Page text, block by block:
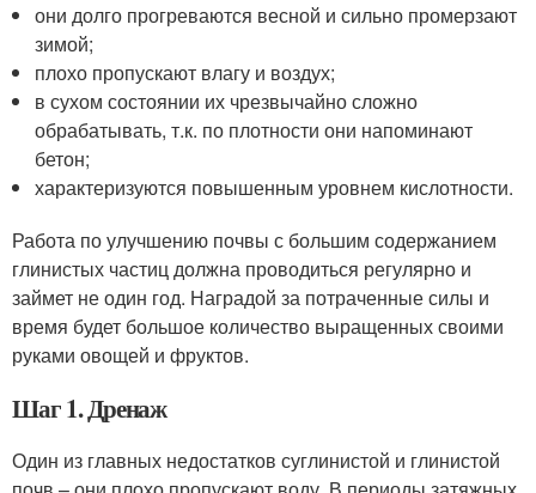
они долго прогреваются весной и сильно промерзают
зимой;
плохо пропускают влагу и воздух;
в сухом состоянии их чрезвычайно сложно
обрабатывать, т.к. по плотности они напоминают
бетон;
характеризуются повышенным уровнем кислотности.
Работа по улучшению почвы с большим содержанием
глинистых частиц должна проводиться регулярно и
займет не один год. Наградой за потраченные силы и
время будет большое количество выращенных своими
руками овощей и фруктов.
Шаг 1. Дренаж
Один из главных недостатков суглинистой и глинистой